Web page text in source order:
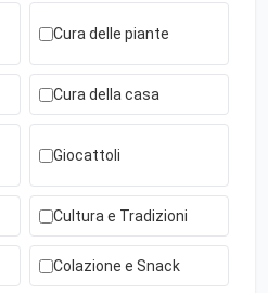
Cura delle piante
Cura della casa
Giocattoli
Cultura e Tradizioni
Colazione e Snack